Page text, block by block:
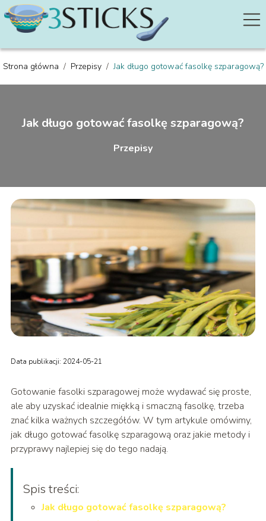
Strona główna / Przepisy /Jak długo gotować fasolkę szparagową?
Jak długo gotować fasolkę szparagową?
Przepisy
Data publikacji: 2024-05-21
Gotowanie fasolki szparagowej może wydawać się proste,
ale aby uzyskać idealnie miękką i smaczną fasolkę, trzeba
znać kilka ważnych szczegółów. W tym artykule omówimy,
jak długo gotować fasolkę szparagową oraz jakie metody i
przyprawy najlepiej się do tego nadają.
Spis treści:
Jak długo gotować fasolkę szparagową?